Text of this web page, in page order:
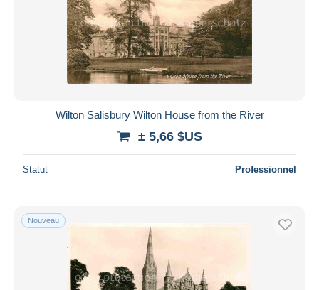
Wilton Salisbury Wilton House from the River
± 5,66 $US
Statut Professionnel
Nouveau